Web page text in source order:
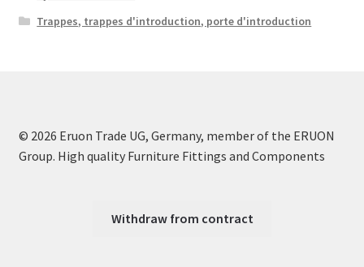
Trappes, trappes d'introduction, porte d'introduction
© 2026 Eruon Trade UG, Germany, member of the ERUON
Group. High quality Furniture Fittings and Components
Withdraw from contract